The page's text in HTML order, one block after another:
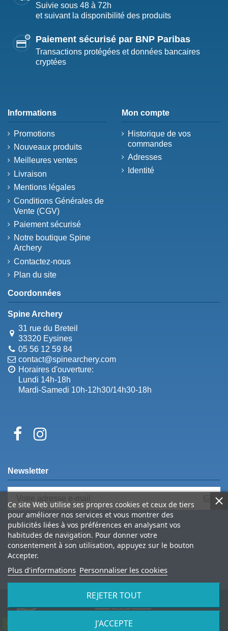
Suivie sous 48 à 72h
et suivant la disponibilité des produits
Paiement sécurisé par BNP Paribas
Transactions protégées et données bancaires
cryptées
Informations
Promotions
Nouveaux produits
Meilleures ventes
Livraison
Mentions légales
Conditions Générales de
Vente (CGV)
Paiement sécurisé
Notre boutique Spine
Archery
Contactez-nous
Plan du site
Mon compte
Historique de vos
commandes
Adresses
Identité
Coordonnées
Spine Archery
31 rue du Breteil
33320 Eysines
05 56 12 59 84
contact@spinearchery.com
Horaires d'ouverture:
Lundi 14h-18h
Mardi-Samedi 10h-12h30/14h30-18h
Ce site Web utilise ses propres cookies et ceux de tiers
pour améliorer nos services et vous montrer des
publicités liées à vos préférences en analysant vos
habitudes de navigation. Pour donner votre
consentement à son utilisation, appuyez sur le bouton
Accepter.
Plus d'informations Personnaliser les cookies
REJETER TOUT
J'ACCEPTE
Contactez-nous
Newsletter
Vous pouvez vous désinscrire à tout
moment. Vous trouverez pour cela nos
informations de contact dans les
conditions d'utilisation du site.
© 2026 Spine Archery – tous droits réservés